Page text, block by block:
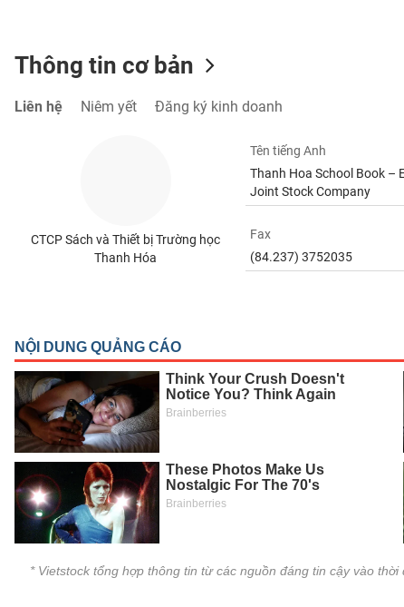
Thông tin cơ bản
Liên hệ Niêm yết Đăng ký kinh doanh
CTCP Sách và Thiết bị Trường học
Thanh Hóa
Tên tiếng Anh
Thanh Hoa School Book –
Joint Stock Company
Fax
(84.237) 3752035
* Vietstock tổng hợp thông tin từ các nguồn đáng tin cậy vào
DÙNG
YẾU
SỨC
TÀI
CHÍNH
CÔNG
NGHỆ
THÔNG
TIN